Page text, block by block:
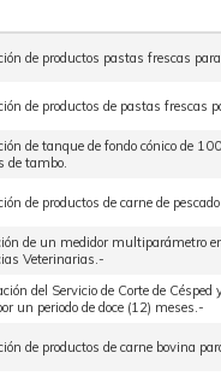
de productos pastas frescas
de productos de pastas frescas
de tanque de fondo cónico de
de tambo.
de productos de carne de
de un medidor multiparámetro
Veterinarias.-
del Servicio de Corte de
un periodo de doce (12) meses.-
de productos de carne bovina